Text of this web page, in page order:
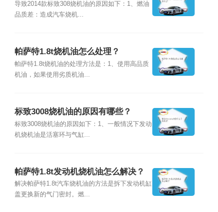
导致2014款标致308烧机油的原因如下：1、燃油
品质差：造成汽车烧机...
帕萨特1.8t烧机油怎么处理？
帕萨特1.8t烧机油的处理方法是：1、使用高品质
机油，如果使用劣质机油...
标致3008烧机油的原因有哪些？
标致3008烧机油的原因如下：1、一般情况下发动
机烧机油是活塞环与气缸...
帕萨特1.8t发动机烧机油怎么解决？
解决帕萨特1.8t汽车烧机油的方法是拆下发动机缸
盖更换新的气门密封。燃...